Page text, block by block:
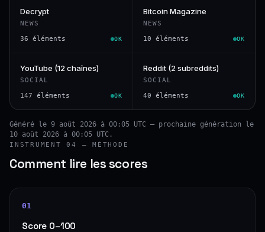
Decrypt
NEWS
36 éléments OK
Bitcoin Magazine
NEWS
10 éléments OK
YouTube (12 chaînes)
SOCIAL
147 éléments OK
Reddit (2 subreddits)
SOCIAL
40 éléments OK
Généré le 9 août 2026 à 00:05 UTC — prochaine génération le
10 août 2026 à 00:05 UTC.
INSTRUMENT 04 — MÉTHODE
Comment lire les scores
01
Score 0–100